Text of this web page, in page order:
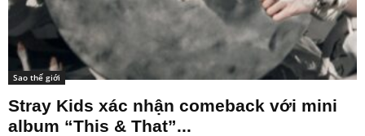
Sao thế giới
Stray Kids xác nhận comeback với mini
album “This & That”...